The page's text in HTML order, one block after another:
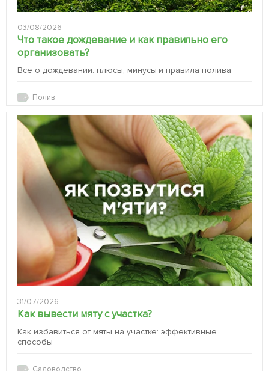
03/08/2026
Что такое дождевание и как правильно его
организовать?
Все о дождевании: плюсы, минусы и правила полива
Полив
31/07/2026
Как вывести мяту с участка?
Как избавиться от мяты на участке: эффективные
способы